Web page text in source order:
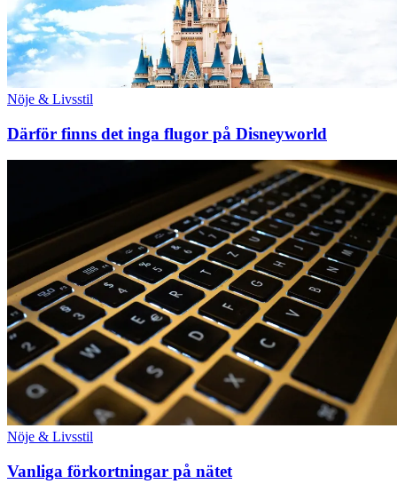
Nöje & Livsstil
Därför finns det inga flugor på Disneyworld
Nöje & Livsstil
Vanliga förkortningar på nätet